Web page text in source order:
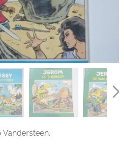
Vandersteen.